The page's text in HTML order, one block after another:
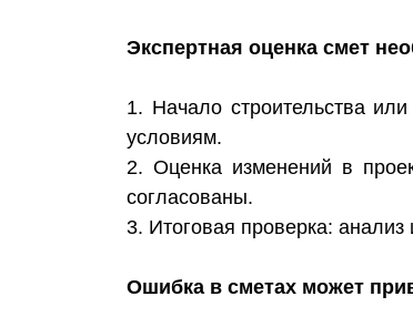
Экспертная оценка смет
1. Начало строительства
условиям.
2. Оценка изменений в
согласованы.
3. Итоговая проверка:
Ошибка в сметах может